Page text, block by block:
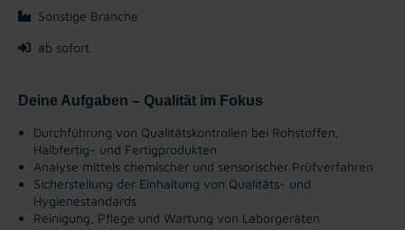
Sonstige Branche
ab sofort
Deine Aufgaben – Qualität im Fokus
Durchführung von Qualitätskontrollen bei Rohstoffen,
Halbfertig- und Fertigprodukten
Analyse mittels chemischer und sensorischer Prüfverfahren
Sicherstellung der Einhaltung von Qualitäts- und
Hygienestandards
Reinigung, Pflege und Wartung von Laborgeräten